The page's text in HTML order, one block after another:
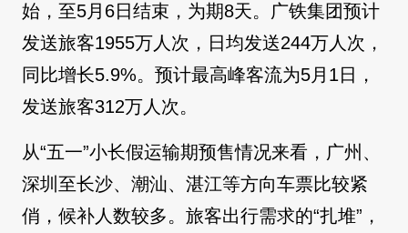
始，至5月6日结束，为期8天。广铁集团预计
发送旅客1955万人次，日均发送244万人次，
同比增长5.9%。预计最高峰客流为5月1日，
发送旅客312万人次。
从“五一”小长假运输期预售情况来看，广州、
深圳至长沙、潮汕、湛江等方向车票比较紧
俏，候补人数较多。旅客出行需求的“扎堆”，